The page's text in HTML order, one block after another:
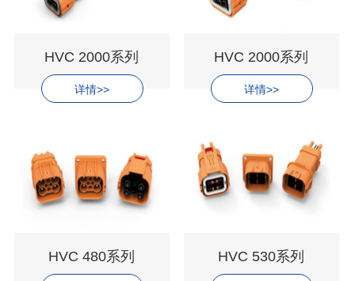
HVC 2000系列
详情>>
HVC 2000系列
详情>>
HVC 480系列 HVC 530系列